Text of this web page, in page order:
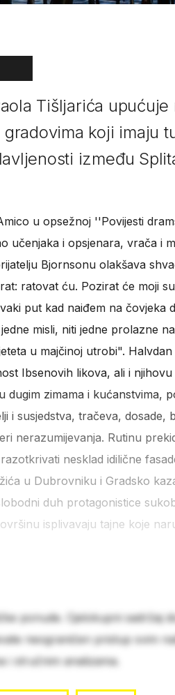
Tišljarića upućuje
koji imaju
između
u opsežnoj ''Povijesti
učenjaka i opsjenara, vrača i
Bjornsonu olakšava
ratovat ću. Pozirat će moji
put kad naiđem na čovjeka
misli, niti jedne prolazne
u majčinoj utrobi".
Ibsenovih likova, ali i
dugim zimama i kućanstvima,
i susjedstva, tračeva, dosade,
nerazumijevanja. Rutinu
nesklad idilične
u Dubrovniku i Gradsko
duh protagonistice
isplivavaju tajne koje
ponude. Cjelokupni sadržaj
neograničen pristup svim
i stručnim analizama.